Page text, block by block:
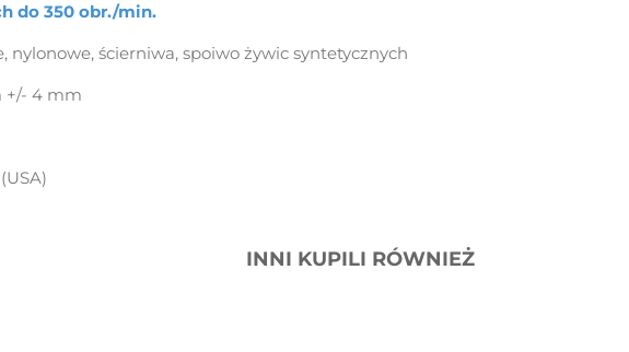
do 350 obr./min.
nylonowe, ścierniwa, spoiwo żywic syntetycznych
+/- 4 mm
INNI KUPILI RÓWNIEŻ